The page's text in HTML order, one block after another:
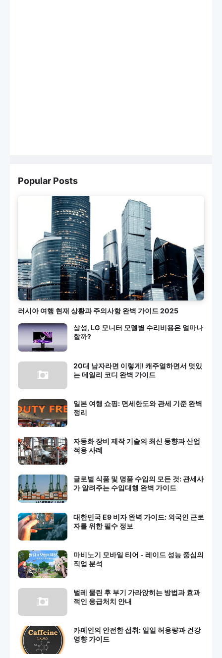
Popular Posts
러시아 여행 현재 상황과 주의사항 완벽 가이드 2025
삼성, LG 모니터 모델별 수리비용은 얼마나
할까?
20대 남자라면 이렇게! 캐주얼하면서 멋있
는 데일리 코디 완벽 가이드
일본 여행 쇼핑: 면세한도와 관세 기준 완벽
정리
자동화 장비 제작 기술의 최신 동향과 산업
적용 사례
글로벌 식품 및 명품 수입의 모든 것: 관세사
가 알려주는 수입대행 완벽 가이드
대한민국 E9 비자 완벽 가이드: 외국인 근로
자를 위한 필수 정보
마비노기 모바일 티어 - 레이드 성능 중심의
직업 분석
벌레 물린 후 부기 가라앉히는 방법과 효과
적인 응급처치 안내
카페인의 안전한 섭취: 일일 허용량과 건강
영향 가이드